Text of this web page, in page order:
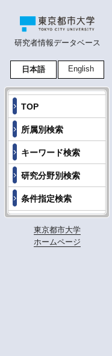
研究者情報データベース
日本語 English
TOP
所属別検索
キーワード検索
研究分野別検索
条件指定検索
東京都市大学
ホームページ